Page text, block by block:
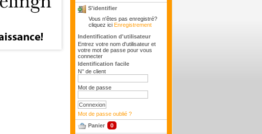
S'identifier
Vous n'êtes pas enregistré?
cliquez ici Enregistrement
Indentification d'utilisateur
Entrez votre nom d'utilisateur et
votre mot de passe pour vous
connecter
Identification facile
N° de client
Mot de passe
Mot de passe oublié ?
Panier
0